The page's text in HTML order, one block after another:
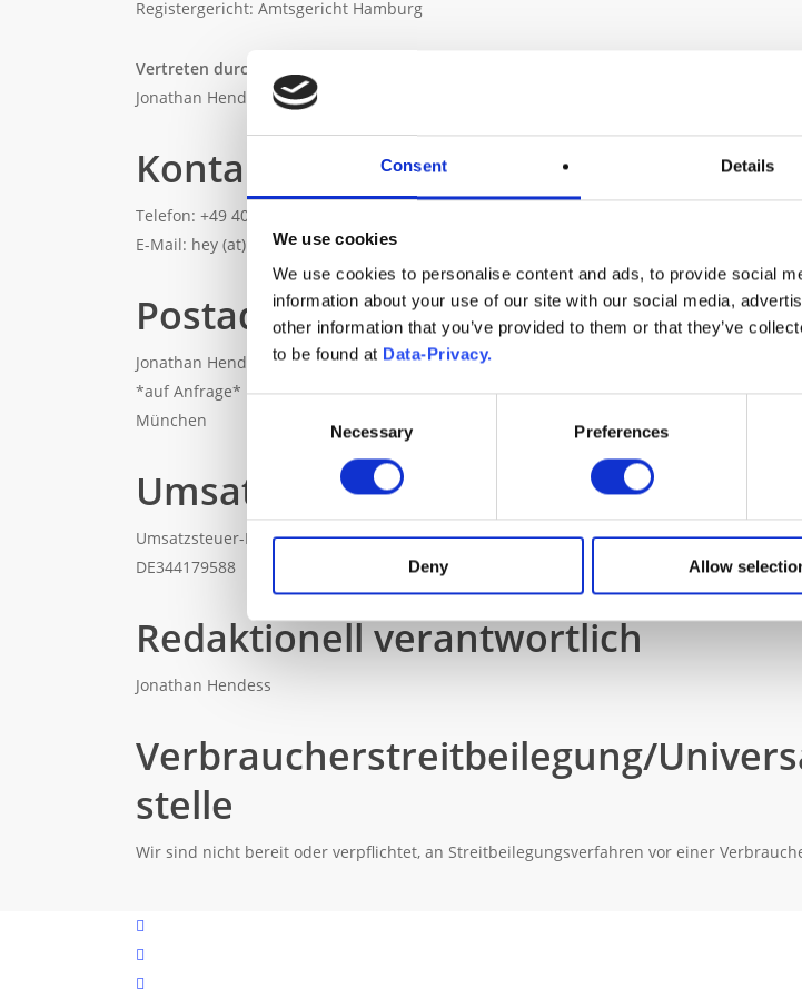
Consent Details
We use cookies
We use cookies to personalise content and ads, to provide social
information about your use of our site with our social media,
other information that you’ve provided to them or that they’ve
to be found at Data-Privacy.
Necessary Preferences
Deny Allow
Registergericht: Amtsgericht Hamburg
Vertreten durch:
Jonathan Hendess
Kontakt
Telefon: +49 40 843 011 70
E-Mail: hey (at) stribe.de
Postadresse
Jonathan Hendess
*auf Anfrage*
München
Umsatzsteuer-ID
Umsatzsteuer-Identifikationsnummer gemäß § 27 a Umsatzsteuergesetz:
DE344179588
Redaktionell verantwortlich
Jonathan Hendess
Verbraucher­streit­beilegung/
stelle
Wir sind nicht bereit oder verpflichtet, an Streitbeilegungsverfahren vor einer
linkedin
instagram
email